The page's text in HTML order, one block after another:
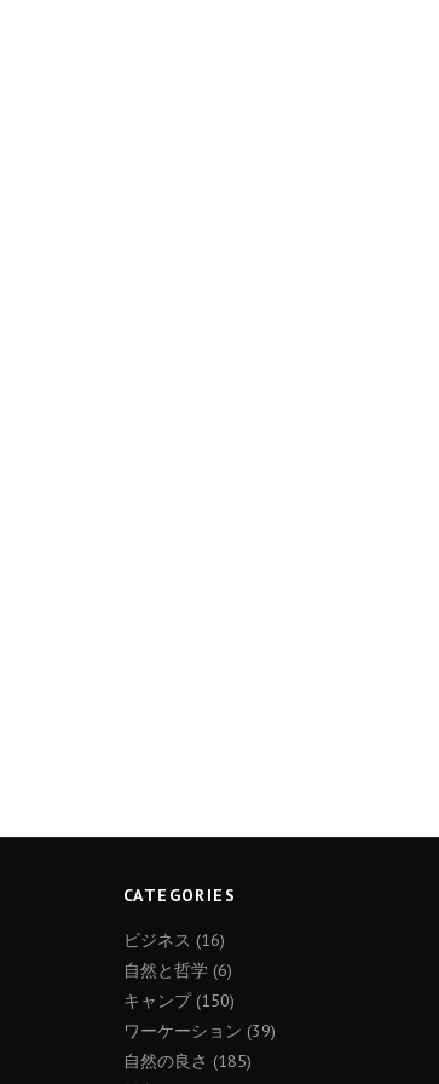
CATEGORIES
ビジネス (16)
自然と哲学 (6)
キャンプ(150)
ワーケーション (39)
自然の良さ (185)